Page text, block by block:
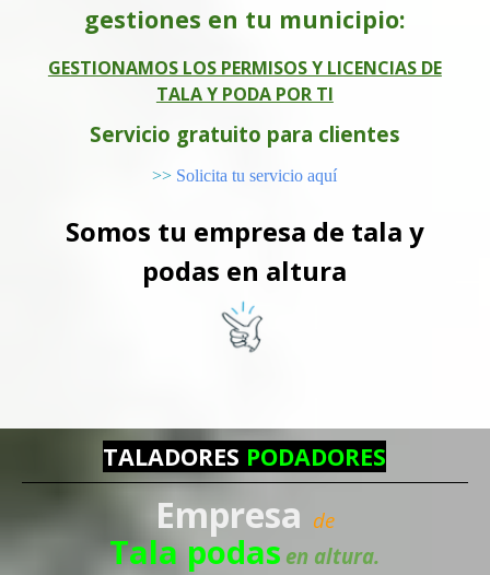
gestiones en tu municipio:
GESTIONAMOS LOS PERMISOS Y LICENCIAS DE
TALA Y PODA POR TI
Servicio gratuito para clientes
>> Solicita tu servicio aquí
Somos tu empresa de tala y
podas en altura
TALADORES PODADORES
Empresa de
Tala podas en altura.